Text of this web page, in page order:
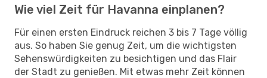
Wie viel Zeit für Havanna einplanen?
Für einen ersten Eindruck reichen 3 bis 7 Tage völlig
aus. So haben Sie genug Zeit, um die wichtigsten
Sehenswürdigkeiten zu besichtigen und das Flair
der Stadt zu genießen. Mit etwas mehr Zeit können